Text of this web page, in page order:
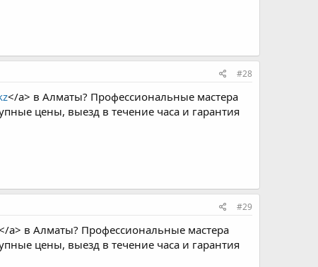
#28
</a> в Алматы? Профессиональные мастера
цены, выезд в течение часа и гарантия
#29
a> в Алматы? Профессиональные мастера
цены, выезд в течение часа и гарантия